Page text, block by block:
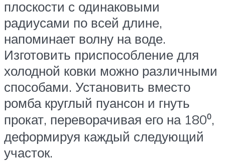
плоскости с одинаковыми
радиусами по всей длине,
напоминает волну на воде.
Изготовить приспособление для
холодной ковки можно различными
способами. Установить вместо
ромба круглый пуансон и гнуть
прокат, переворачивая его на 180⁰,
деформируя каждый следующий
участок.